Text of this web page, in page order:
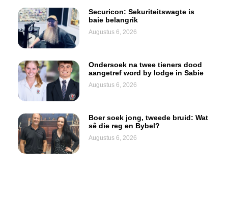
Securicon: Sekuriteitswagte is
baie belangrik
Augustus 6, 2026
Ondersoek na twee tieners dood
aangetref word by lodge in Sabie
Augustus 6, 2026
Boer soek jong, tweede bruid: Wat
sê die reg en Bybel?
Augustus 6, 2026